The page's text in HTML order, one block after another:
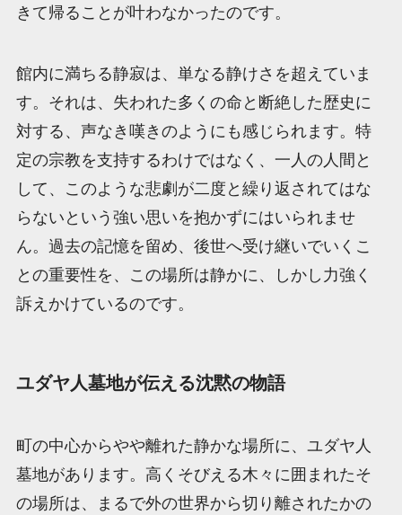
きて帰ることが叶わなかったのです。
館内に満ちる静寂は、単なる静けさを超えていま
す。それは、失われた多くの命と断絶した歴史に
対する、声なき嘆きのようにも感じられます。特
定の宗教を支持するわけではなく、一人の人間と
して、このような悲劇が二度と繰り返されてはな
らないという強い思いを抱かずにはいられませ
ん。過去の記憶を留め、後世へ受け継いでいくこ
との重要性を、この場所は静かに、しかし力強く
訴えかけているのです。
ユダヤ人墓地が伝える沈黙の物語
町の中心からやや離れた静かな場所に、ユダヤ人
墓地があります。高くそびえる木々に囲まれたそ
の場所は、まるで外の世界から切り離されたかの